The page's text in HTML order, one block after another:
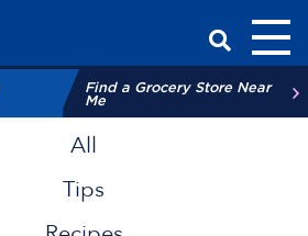
Have a
Find a Grocery Store Near
Me
All
Tips